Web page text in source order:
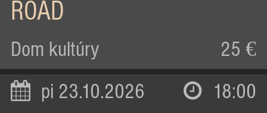
ROAD
Dom kultúry 25 €
pi 23.10.2026 18:00